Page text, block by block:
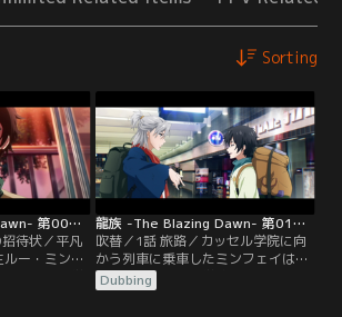
Sorting
龍族 -The Blazing Dawn- 第00話／吹替
待状／平凡
ー・ミンフ
、異国の学
状が届く。
龍族 -The Blazing Dawn- 第01話／吹替
吹替／1話 旅路／カッセル学院に向
かう列車に乗車したミンフェイは、
ユルゲン教授から学院の真の目的に
ついて明かされる。この世界には太
Dubbing